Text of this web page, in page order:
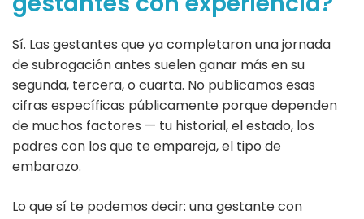
Sí. Las gestantes que ya completaron una jornada
de subrogación antes suelen ganar más en su
segunda, tercera, o cuarta. No publicamos esas
cifras específicas públicamente porque dependen
de muchos factores — tu historial, el estado, los
padres con los que te empareja, el tipo de
embarazo.
Lo que sí te podemos decir: una gestante con